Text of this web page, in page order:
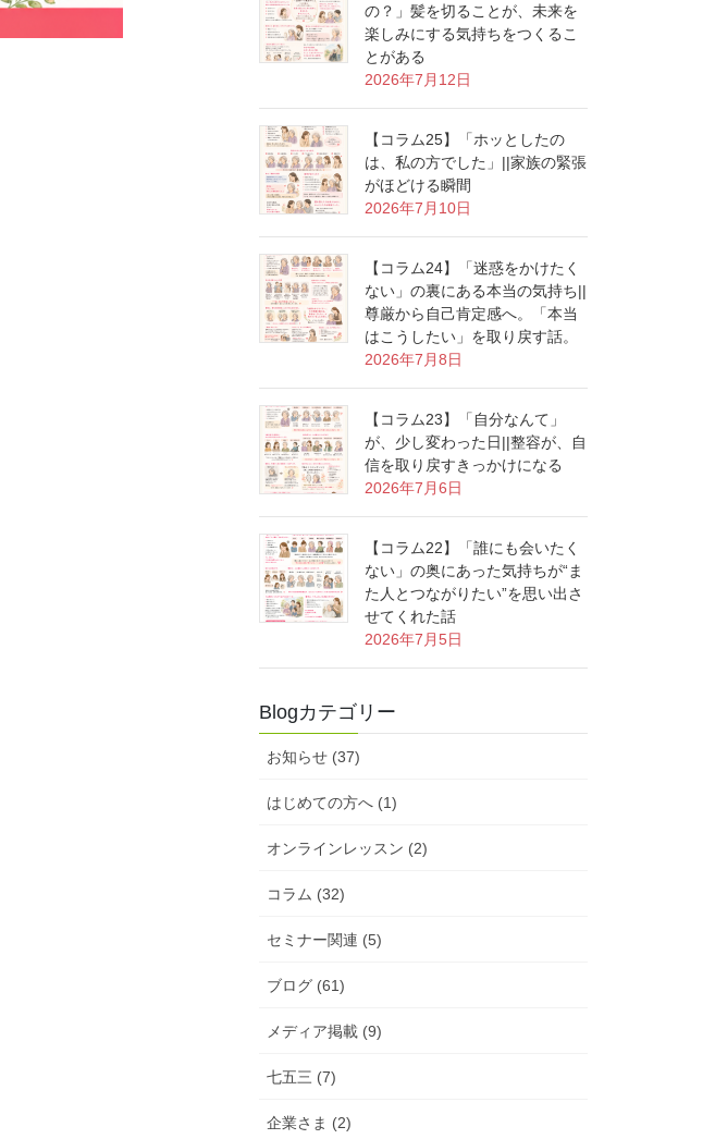
の？」髪を切ることが、未来を
楽しみにする気持ちをつくるこ
とがある
2026年7月12日
【コラム25】「ホッとしたの
は、私の方でした」||家族の緊張
がほどける瞬間
2026年7月10日
【コラム24】「迷惑をかけたく
ない」の裏にある本当の気持ち||
尊厳から自己肯定感へ。「本当
はこうしたい」を取り戻す話。
2026年7月8日
【コラム23】「自分なんて」
が、少し変わった日||整容が、自
信を取り戻すきっかけになる
2026年7月6日
【コラム22】「誰にも会いたく
ない」の奥にあった気持ちが“ま
た人とつながりたい”を思い出さ
せてくれた話
2026年7月5日
Blogカテゴリー
お知らせ (37)
はじめての方へ (1)
オンラインレッスン (2)
コラム (32)
セミナー関連 (5)
ブログ (61)
メディア掲載 (9)
七五三 (7)
企業さま (2)